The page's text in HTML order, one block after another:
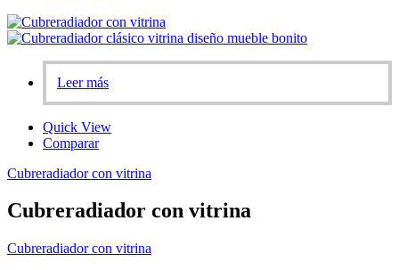
Leer más
Quick View
Comparar
Cubreradiador con vitrina
Cubreradiador con vitrina
Cubreradiador con vitrina